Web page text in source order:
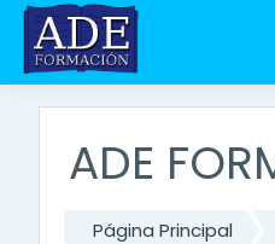
Salta al contenido principal
ADE
Página Principal